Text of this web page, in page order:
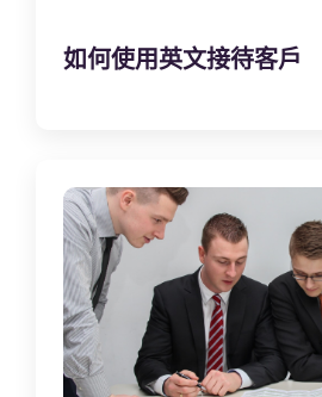
如何使用英文接待客戶